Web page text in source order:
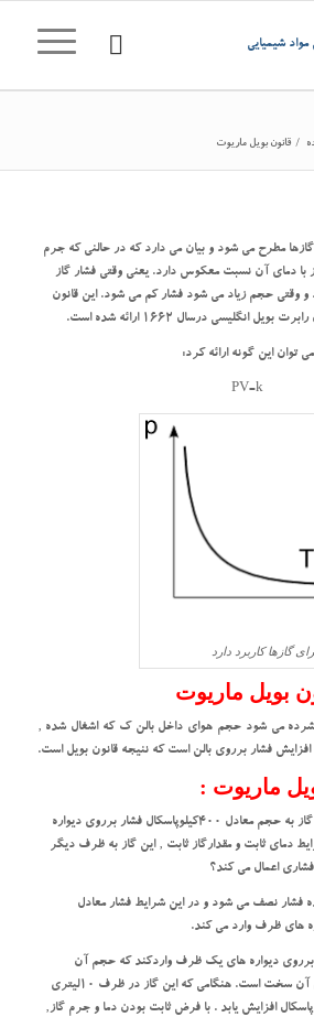
/ قانون بویل ماریوت
مطرح می شود و بیان می دارد که در حالنی که جرم
با دمای آن نسبت معکوس دارد. یعنی وقتی فشار گاز
وقتی حجم زیاد می شود فشار کم می شود. این قانون
توان این گونه ارائه کرد:
PV=k
گازها کاربرد دارد
بویل ماریوت
می شود حجم هوای داخل بالن ک که اشغال شده ‚
فشار برروی بالن است که ننیجه قانون بویل است.
ماریوت :
1. مقداری فیکس شده از یک گاز به حجم معادل 400کیلوپاسکال فشار برروی دیواره
دمای ثابت و مقدارگاز ثابت ‚ این گاز به ظرف دیگر
نصف می شود و در این شرایط فشار معادل
پاسکال برروی دیواره های یک ظرف واردکند که حجم آن
نامشخص است و اندازه گیری آن سخت است. هنگامی که این گاز در ظرف 10لیتری
شود فشار به 6 کیلو پاسکال افزایش یابد . با فرض ثابت بودن دما و جرم گاز‚